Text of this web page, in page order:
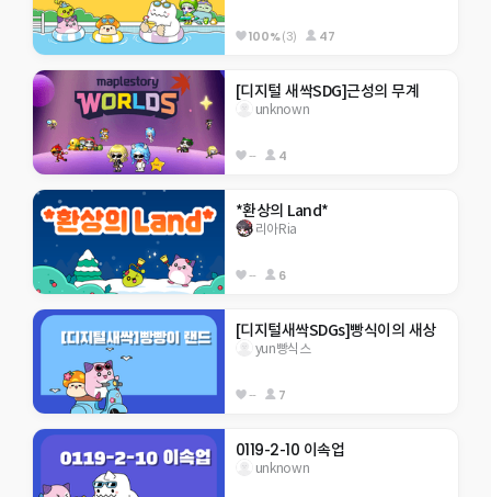
100%(3) 47
[디지털 새싹SDG]근성의 무계
unknown
-- 4
*환상의 Land*
리아Ria
-- 6
[디지털새싹SDGs]빵식이의 새상
yun빵식스
-- 7
0119-2-10 이속업
unknown